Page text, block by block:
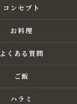
コンセプト
お料理
よくある質問
ご飯
ハラミ